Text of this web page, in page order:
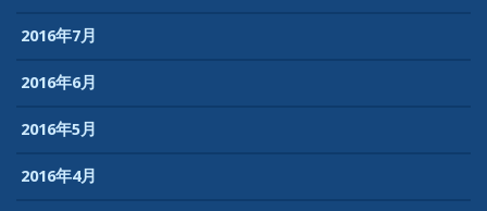
2016年7月
2016年6月
2016年5月
2016年4月